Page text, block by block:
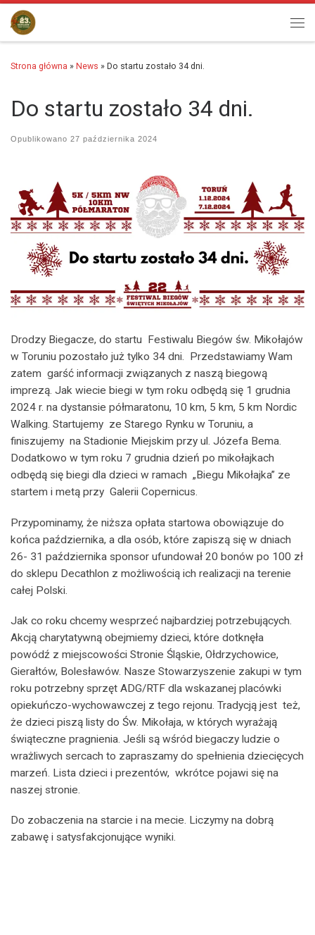
Przejdź do treści
Strona główna » News » Do startu zostało 34 dni.
Do startu zostało 34 dni.
Opublikowano 27 października 2024
Drodzy Biegacze, do startu Festiwalu Biegów św. Mikołajów
w Toruniu pozostało już tylko 34 dni. Przedstawiamy Wam
zatem garść informacji związanych z naszą biegową
imprezą. Jak wiecie biegi w tym roku odbędą się 1 grudnia
2024 r. na dystansie półmaratonu, 10 km, 5 km, 5 km Nordic
Walking. Startujemy ze Starego Rynku w Toruniu, a
finiszujemy na Stadionie Miejskim przy ul. Józefa Bema.
Dodatkowo w tym roku 7 grudnia dzień po mikołajkach
odbędą się biegi dla dzieci w ramach „Biegu Mikołajka” ze
startem i metą przy Galerii Copernicus.
Przypominamy, że niższa opłata startowa obowiązuje do
końca października, a dla osób, które zapiszą się w dniach
26- 31 października sponsor ufundował 20 bonów po 100 zł
do sklepu Decathlon z możliwością ich realizacji na terenie
całej Polski.
Jak co roku chcemy wesprzeć najbardziej potrzebujących.
Akcją charytatywną obejmiemy dzieci, które dotknęła
powódź z miejscowości Stronie Śląskie, Ołdrzychowice,
Gierałtów, Bolesławów. Nasze Stowarzyszenie zakupi w tym
roku potrzebny sprzęt ADG/RTF dla wskazanej placówki
opiekuńczo-wychowawczej z tego rejonu. Tradycją jest też,
że dzieci piszą listy do Św. Mikołaja, w których wyrażają
świąteczne pragnienia. Jeśli są wśród biegaczy ludzie o
wrażliwych sercach to zapraszamy do spełnienia dziecięcych
marzeń. Lista dzieci i prezentów, wkrótce pojawi się na
naszej stronie.
Do zobaczenia na starcie i na mecie. Liczymy na dobrą
zabawę i satysfakcjonujące wyniki.